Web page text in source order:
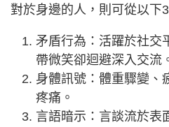
對於身邊的人，則可從以下
矛盾行為：活躍於社交
帶微笑卻迴避深入交流
身體訊號：體重驟變、
疼痛。
言語暗示：言談流於表